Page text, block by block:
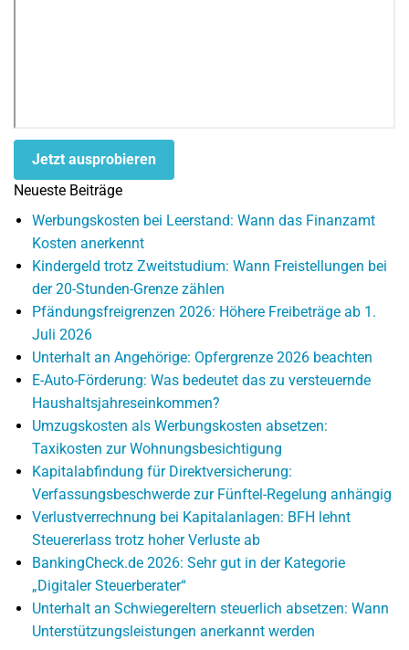
Jetzt ausprobieren
Neueste Beiträge
Werbungskosten bei Leerstand: Wann das Finanzamt
Kosten anerkennt
Kindergeld trotz Zweitstudium: Wann Freistellungen bei
der 20-Stunden-Grenze zählen
Pfändungsfreigrenzen 2026: Höhere Freibeträge ab 1.
Juli 2026
Unterhalt an Angehörige: Opfergrenze 2026 beachten
E-Auto-Förderung: Was bedeutet das zu versteuernde
Haushaltsjahreseinkommen?
Umzugskosten als Werbungskosten absetzen:
Taxikosten zur Wohnungsbesichtigung
Kapitalabfindung für Direktversicherung:
Verfassungsbeschwerde zur Fünftel-Regelung anhängig
Verlustverrechnung bei Kapitalanlagen: BFH lehnt
Steuererlass trotz hoher Verluste ab
BankingCheck.de 2026: Sehr gut in der Kategorie
„Digitaler Steuerberater“
Unterhalt an Schwiegereltern steuerlich absetzen: Wann
Unterstützungsleistungen anerkannt werden